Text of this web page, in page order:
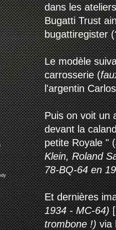
dans les
Bugatti Trust
bugattiregister
Le modèle
carrosserie (
l'argentin
Puis on voit un
devant la
petite Royale " (
Klein, Roland
78-BQ-64 en
Et dernières
1934 - MC-64)
trombone !)via